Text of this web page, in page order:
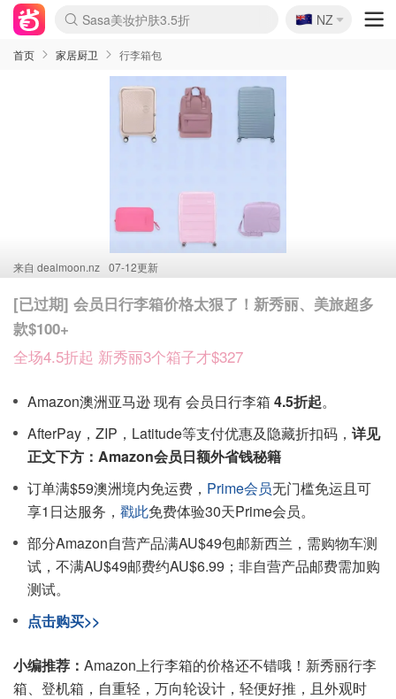
lululemon折扣上新
Sasa美妆护肤3.5折
SSENSE年中3折
FreshBeauty好价汇总
Cettire降价+叠9折
WWS Coles超市实拍
viagogo二手票捡漏
Myer超级周末1折
The Outnet奢牌1折起
David Jones 3折起
Flannels大牌1折
Perfumes Club护肤1折
AMIRO返校季6.2折
Amazon折扣汇总
eToro入金$200送$50
Amazon数码好物
ICONIC本周7.5折
ThedoubleF高奢地板价
Moose Knuckles 6折
丝芙兰5折起
EUFY官网3.7折起
Selenichast首饰2折
Trip机票酒店促销
YSL送5件彩妆礼
Amazon家居好物
Amazon美妆护肤
雅漾大喷$8
过敏原检测盒$33
伊索独家赠50ml沐浴露
科颜氏清仓3折
SEALIFE海洋馆门票6折
丝塔芙大白罐$16
订阅Newsletter送香薰
Cult Beauty 6.8折
Harrods圣诞日历2.3折
LN-CC奢牌私促3折
d'Alba空姐喷雾$16
EVE LOM套装逆天2折
Bernardelli独家4折
Adore Beauty 6折起
CT圣诞日历
Mytheresa奢品2.7折
Luxury Escapes 9折
Currentbody美容仪9折
MOON Garden Live
Roborock扫地机3.7折
Tingo Life水杯$24
Valentino官网5折
CR洗发护发6.3折
修丽可套装7.4折
Myer彩妆2件7折
GANNI官网4.5折
Stylevana韩妆4折
Tessabit高奢8.5折
OGX洗护4折
Amazon阿德莱德次日达
卡诗8.5折+赠礼
Philips Hue灯具8折
🇳🇿
NZ
首页 家居厨卫 行李箱包
来自 dealmoon.nz 07-12更新
[已过期] 会员日行李箱价格太狠了！新秀丽、美旅超多
款$100+
全场4.5折起 新秀丽3个箱子才$327
Amazon澳洲亚马逊 现有 会员日行李箱 4.5折起。
AfterPay，ZIP，Latitude等支付优惠及隐藏折扣码， 详见
正文下方：Amazon会员日额外省钱秘籍
订单满$59澳洲境内免运费， Prime会员无门槛免运且可
享1日达服务， 戳此免费体验30天Prime会员。
部分Amazon自营产品满AU$49包邮新西兰，需购物车测
试，不满AU$49邮费约AU$6.99；非自营产品邮费需加购
测试。
点击购买>>
小编推荐： Amazon上行李箱的价格还不错哦！新秀丽行李
箱、登机箱，自重轻，万向轮设计，轻便好推，且外观时